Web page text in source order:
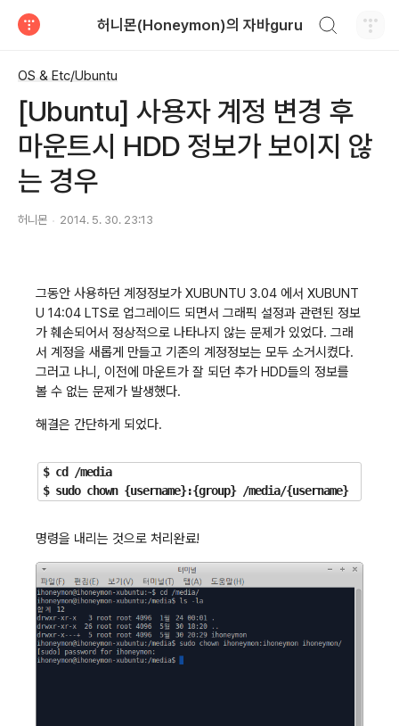
허니몬(Honeymon)의 자바guru
OS & Etc/Ubuntu
[Ubuntu] 사용자 계정 변경 후
마운트시 HDD 정보가 보이지 않
는 경우
허니몬 2014. 5. 30. 23:13
그동안 사용하던 계정정보가 XUBUNTU 3.04 에서 XUBUNT
U 14:04 LTS로 업그레이드 되면서 그래픽 설정과 관련된 정보
가 훼손되어서 정상적으로 나타나지 않는 문제가 있었다. 그래
서 계정을 새롭게 만들고 기존의 계정정보는 모두 소거시켰다.
그러고 나니, 이전에 마운트가 잘 되던 추가 HDD들의 정보를
볼 수 없는 문제가 발생했다.
해결은 간단하게 되었다.
$ cd /media
명령을 내리는 것으로 처리완료!